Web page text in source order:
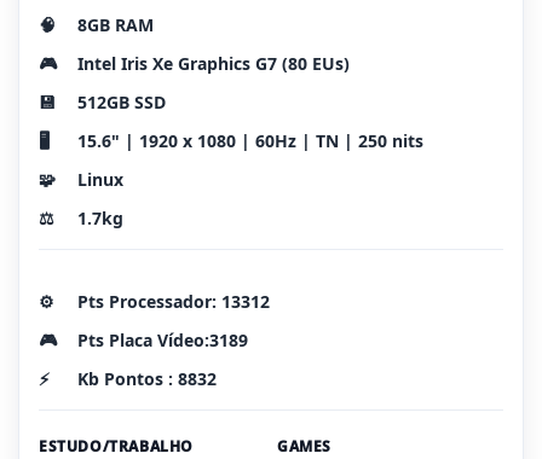
🧠
8GB RAM
🎮
Intel Iris Xe Graphics G7 (80 EUs)
💾
512GB SSD
🖥️
15.6" | 1920 x 1080 | 60Hz | TN | 250 nits
🧩
Linux
⚖️
1.7kg
⚙️
Pts Processador: 13312
🎮
Pts Placa Vídeo:3189
⚡
Kb Pontos : 8832
ESTUDO/TRABALHO GAMES